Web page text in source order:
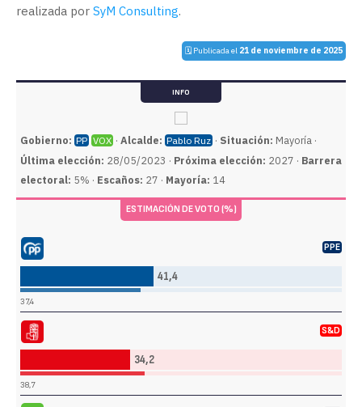
realizada por SyM Consulting.
🗓️ Publicada el 21 de noviembre de 2025
INFO
Gobierno: PP VOX · Alcalde: Pablo Ruz · Situación: Mayoría ·
Última elección: 28/05/2023 · Próxima elección: 2027 · Barrera
electoral: 5% · Escaños: 27 · Mayoría: 14
ESTIMACIÓN DE VOTO (%)
Popular (PP) PPE
41,4
37,4
Obrero Español (PSOE) S&D
34,2
38,7